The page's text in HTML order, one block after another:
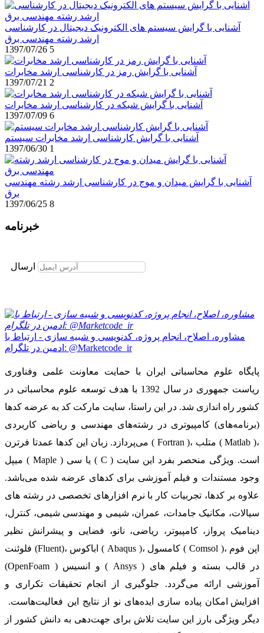
آشنایی با گرایش سیستم های الکترونیک دیجیتال در کارشناسی
ارشد رشته مهندسی برق
1397/07/26 5
آشنایی با گرایش رمز در کارشناسی ارشد مخابرات
1397/07/21 2
آشنایی با گرایش شبکه در کارشناسی ارشد مخابرات
1397/07/09 6
آشنایی با گرایش کارشناسی ارشد مخابرات سیستم
1397/06/30 1
آشنایی با گرایش میدان و موج در کارشناسی ارشد رشته مهندسی
برق
1397/06/25 8
خبرنامه
ارسال
مشاوره، اصلاح، انجام پروژه، کدنویسی و شبیه سازی - ارتباط با
ادمین در تلگرام: @Marketcode_ir
پایگاه علوم محاسباتی ایران با حمایت معاونت علمی وفناوری
ریاست جمهوری در سال 1392 با هدف توسعه علوم محاسباتی در
کشور راه اندازی شد. در این راستا، سایت مارکت کد به عرضه کدها
(برنامه‌های) کامپیوتری در رشته‌های مهندسی و ریاضی کاربردی
می‌پردازد. زبان این کدها عمدتا فرترن ( Fortran )، متلب ( Matlab )،
میپل ( Maple ) یا سی ( C ) است. ویژگی منحصر بفرد این سایت
وجود مستندات و فیلم آموزشی برای کدهای عرضه شده می‌باشد.
علاوه بر کدها، تجربیات کار با نرم افزارهای تخصصی در رشته های
سیالات، مکانیک جامدات، عمران، شیمی و مهندسی شیمی، کنترل،
دینامیک پرواز، کامپیوتر، ریاضی، نانو، فضایی و پیشرانش نظیر
فلوئنت (Fluent)، اباکوس ( Abaqus )، کامسول ( Comsol )، اپن فوم
(OpenFoam ) و انسیس ( Ansys ) در قالب بسته‌ و فیلم های
آموزشی ارائه می‌گردد. جلوگیری از انجام تحقیقات تکراری و
افزایش امکان پیاده سازی ایده‌های نو از نتایج این فعالیت‌هاست.
دیگر ویژگی بارز این سایت تلاش برای جهت‌دهی به دانش کشور از